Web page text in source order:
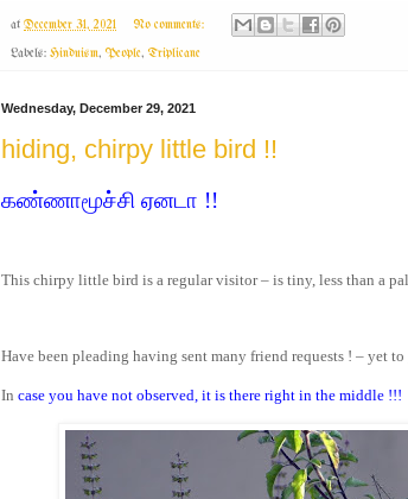
at December 31, 2021 No comments:
Labels: Hinduism, People, Triplicane
Wednesday, December 29, 2021
hiding, chirpy little bird !!
கண்ணாமூச்சி ஏனடா !!
This chirpy little bird is a regular visitor – is tiny, less than a
Have been pleading having sent many friend requests ! – yet to
In case you have not observed, it is there right in the middle !!!